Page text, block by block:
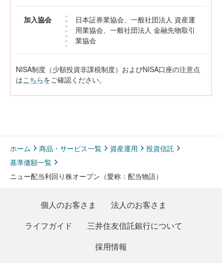
加入協会
日本証券業協会、一般社団法人 資産運
用業協会、一般社団法人 金融先物取引
業協会
NISA制度（少額投資非課税制度）およびNISA口座の注意点
はこちらをご確認ください。
ホーム 商品・サービス一覧 資産運用
投資信託
基準価額一覧
ニュー配当利回り株オープン（愛称：配当物語）
個人のお客さま
法人のお客さま
ライフガイド
三井住友信託銀行について
採用情報